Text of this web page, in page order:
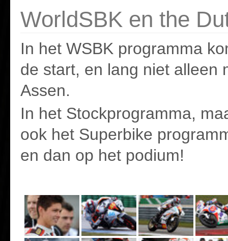
WorldSBK en the
In het WSBK programma
de start, en lang niet alleen
Assen.
In het Stockprogramma,
ook het Superbike
en dan op het podium!